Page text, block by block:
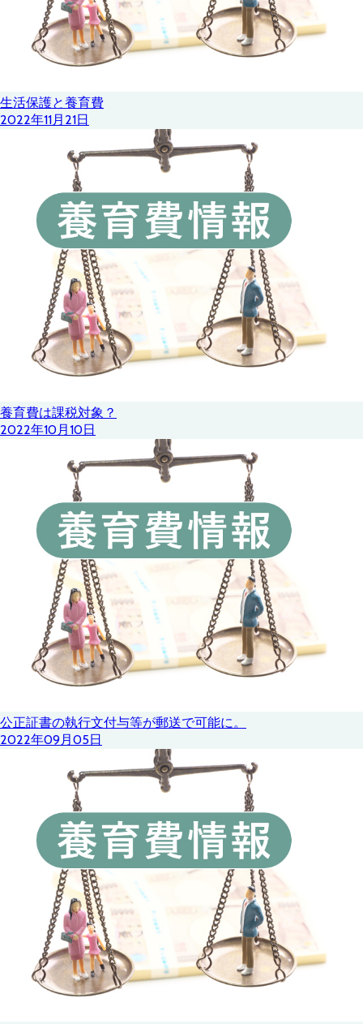
生活保護と養育費
2022年11月21日
養育費は課税対象？
2022年10月10日
公正証書の執行文付与等が郵送で可能に。
2022年09月05日